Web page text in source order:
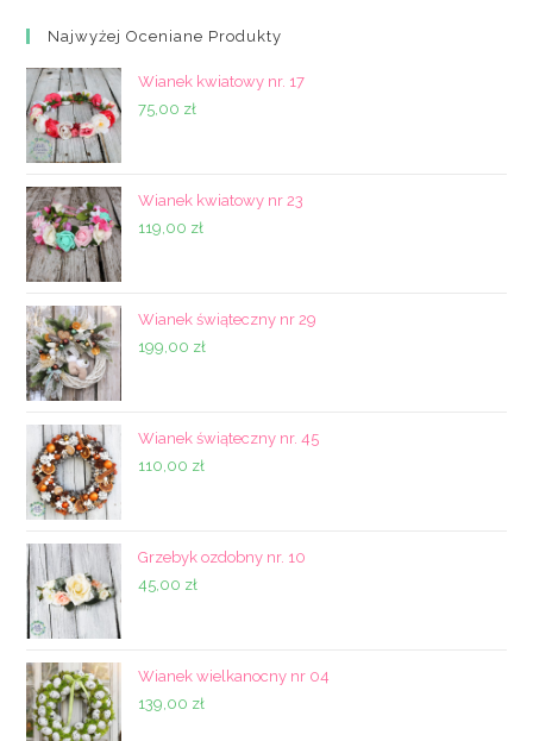
Najwyżej Oceniane Produkty
Wianek kwiatowy nr. 17
75,00 zł
Wianek kwiatowy nr 23
119,00 zł
Wianek świąteczny nr 29
199,00 zł
Wianek świąteczny nr. 45
110,00 zł
Grzebyk ozdobny nr. 10
45,00 zł
Wianek wielkanocny nr 04
139,00 zł